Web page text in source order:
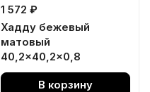
1 572 ₽
Хадду бежевый
матовый
40,2x40,2x0,8
В корзину